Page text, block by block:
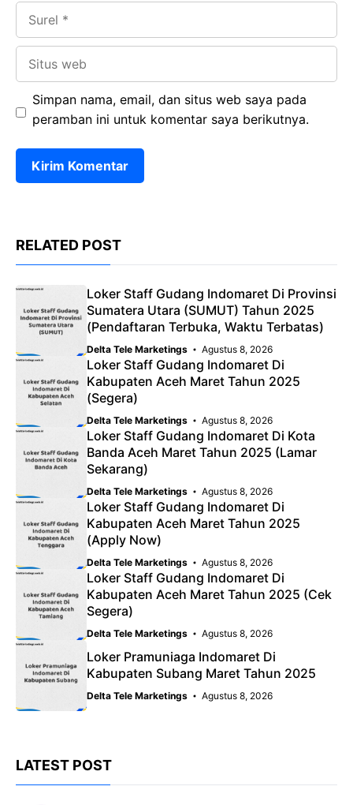
Simpan nama, email, dan situs web saya pada
peramban ini untuk komentar saya berikutnya.
RELATED POST
Loker Staff Gudang Indomaret Di Provinsi
Sumatera Utara (SUMUT) Tahun 2025
(Pendaftaran Terbuka, Waktu Terbatas)
Delta Tele Marketings Agustus 8, 2026
Loker Staff Gudang Indomaret Di
Kabupaten Aceh Maret Tahun 2025
(Segera)
Delta Tele Marketings Agustus 8, 2026
Loker Staff Gudang Indomaret Di Kota
Banda Aceh Maret Tahun 2025 (Lamar
Sekarang)
Delta Tele Marketings Agustus 8, 2026
Loker Staff Gudang Indomaret Di
Kabupaten Aceh Maret Tahun 2025
(Apply Now)
Delta Tele Marketings Agustus 8, 2026
Loker Staff Gudang Indomaret Di
Kabupaten Aceh Maret Tahun 2025 (Cek
Segera)
Delta Tele Marketings Agustus 8, 2026
Loker Pramuniaga Indomaret Di
Kabupaten Subang Maret Tahun 2025
Delta Tele Marketings Agustus 8, 2026
LATEST POST